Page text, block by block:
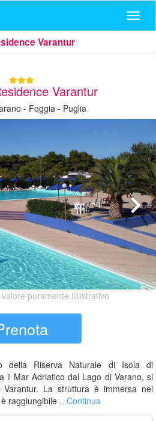
Varantur
Varantur
- Foggia - Puglia
puramente illustrativo
della Riserva Naturale di Isola di
il Mar Adriatico dal Lago di Varano, si
La struttura è immersa nel
raggiungibile ...Continua